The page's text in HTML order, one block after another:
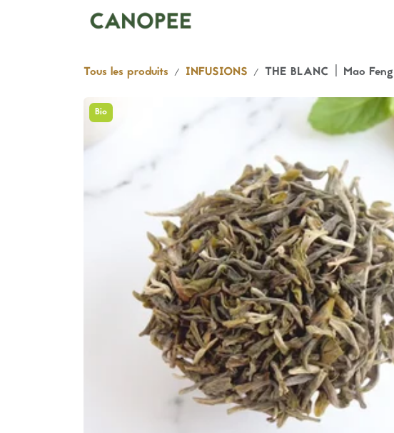
Se rendre au contenu
Tous les produits INFUSIONS THE BLANC | Mao Feng
Bio